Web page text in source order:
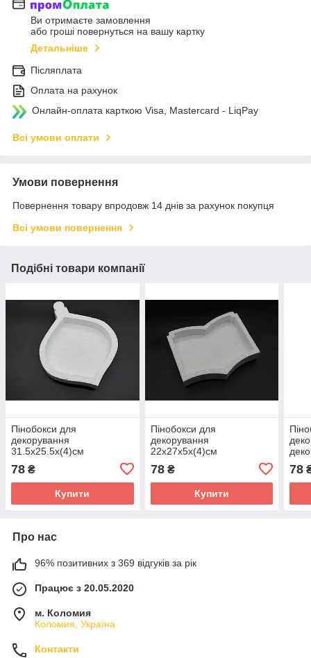
Ви отримаєте замовлення
або гроші повернуться на вашу картку
Детальніше
Післяплата
Оплата на рахунок
Онлайн-оплата карткою Visa, Mastercard - LiqPay
Всі умови оплати
Умови повернення
Повернення товару впродовж 14 днів за рахунок покупця
Всі умови повернення
Подібні товари компанії
Пінобокси для
декорування
31.5х25.5х(4)см
декоративні елементи для
творчості.
78 ₴
Купити
Пінобокси для
декорування
22х27х5х(4)см
декоративні елементи для
творчості.
78₴
Купити
78
Про нас
96% позитивних з 369 відгуків за рік
Працює з 20.05.2020
м. Коломия
Коломия, Україна
Контакти